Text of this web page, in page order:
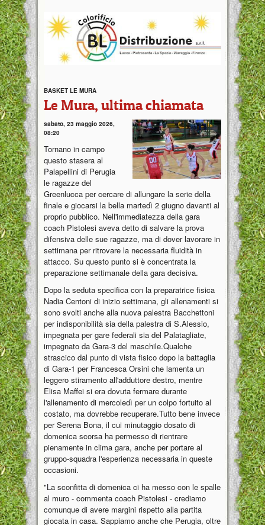
BASKET LE MURA
Le Mura, ultima chiamata
sabato, 23 maggio 2026,
08:20
Tornano in campo
questo stasera al
Palapellini di Perugia
le ragazze del
Greenlucca per cercare di allungare la serie della
finale e giocarsi la bella martedì 2 giugno davanti al
proprio pubblico. Nell'immediatezza della gara
coach Pistolesi aveva detto di salvare la prova
difensiva delle sue ragazze, ma di dover lavorare in
settimana per ritrovare la necessaria fluidità in
attacco. Su questo punto si è concentrata la
preparazione settimanale della gara decisiva.
Dopo la seduta specifica con la preparatrice fisica
Nadia Centoni di inizio settimana, gli allenamenti si
sono svolti anche alla nuova palestra Bacchettoni
per indisponibilità sia della palestra di S.Alessio,
impegnata per gare federali sia del Palatagliate,
impegnato da Gara-3 del maschile.Qualche
strascico dal punto di vista fisico dopo la battaglia
di Gara-1 per Francesca Orsini che lamenta un
leggero stiramento all'adduttore destro, mentre
Elisa Maffei si era dovuta fermare durante
l'allenamento di mercoledì per un colpo fortuito al
costato, ma dovrebbe recuperare.Tutto bene invece
per Serena Bona, il cui minutaggio dosato di
domenica scorsa ha permesso di rientrare
pienamente in clima gara, anche per portare al
gruppo-squadra l'esperienza necessaria in queste
occasioni.
"La sconfitta di domenica ci ha messo con le spalle
al muro - commenta coach Pistolesi - crediamo
comunque di avere margini rispetto alla partita
giocata in casa. Sappiamo anche che Perugia, oltre